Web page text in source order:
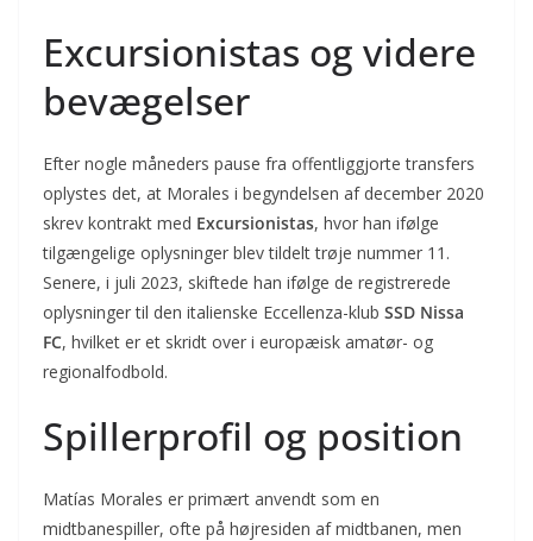
Excursionistas og videre
bevægelser
Efter nogle måneders pause fra offentliggjorte transfers
oplystes det, at Morales i begyndelsen af december 2020
skrev kontrakt med Excursionistas, hvor han ifølge
tilgængelige oplysninger blev tildelt trøje nummer 11.
Senere, i juli 2023, skiftede han ifølge de registrerede
oplysninger til den italienske Eccellenza-klub SSD Nissa
FC, hvilket er et skridt over i europæisk amatør- og
regionalfodbold.
Spillerprofil og position
Matías Morales er primært anvendt som en
midtbanespiller, ofte på højresiden af midtbanen, men